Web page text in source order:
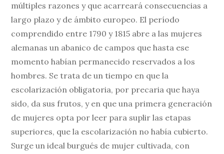
múltiples razones y que acarreará consecuencias a
largo plazo y de ámbito europeo. El período
comprendido entre 1790 y 1815 abre a las mujeres
alemanas un abanico de campos que hasta ese
momento habían permanecido reservados a los
hombres. Se trata de un tiempo en que la
escolarización obligatoria, por precaria que haya
sido, da sus frutos, y en que una primera generación
de mujeres opta por leer para suplir las etapas
superiores, que la escolarización no había cubierto.
Surge un ideal burgués de mujer cultivada, con